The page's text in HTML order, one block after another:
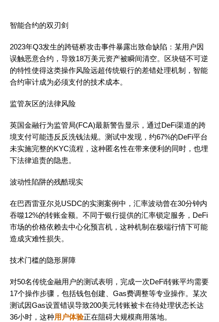
智能合约的双刃剑
2023年Q3发生的跨链桥攻击事件暴露出致命缺陷：某用户因
误触恶意合约，导致18万美元资产被瞬间清空。区块链不可逆
的特性使得这类操作风险远超传统银行的差错处理机制，智能
合约审计成为必须支付的技术成本。
监管灰区的法律风险
英国金融行为监管局(FCA)最新警告显示，通过DeFi渠道的跨
境支付可能违反反洗钱法规。测试中发现，约67%的DeFi平台
未实施完整的KYC流程，这种匿名性在带来便利的同时，也埋
下法律追责的隐患。
波动性陷阱的残酷现实
在巴西雷亚尔兑USDC的实测案例中，汇率波动曾在30分钟内
吞噬12%的转账金额。不同于银行提供的汇率锁定服务，DeFi
市场的价格依赖去中心化预言机，这种机制在极端行情下可能
造成灾难性损失。
技术门槛的隐形屏障
对50名传统金融用户的测试表明，完成一次DeFi转账平均需要
17个操作步骤，包括钱包创建、Gas费调整等专业操作。某次
测试因Gas设置错误导致200美元转账被卡在待处理状态长达
36小时，这种用户体验正在阻碍大规模商用落地。